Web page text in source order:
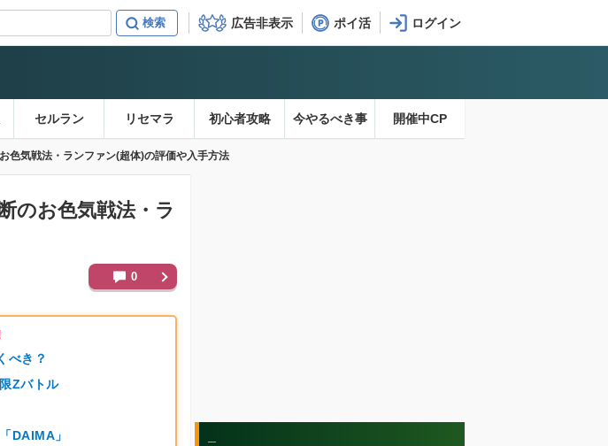
広告非表示 ポイ活
セルラン リセマラ 初心者攻略 今やるべき事 開催中CP
色気戦法・ランファン(超体)の評価や入手方法
のお色気戦法・ラ
0
べき？
Zバトル
DAIMA」